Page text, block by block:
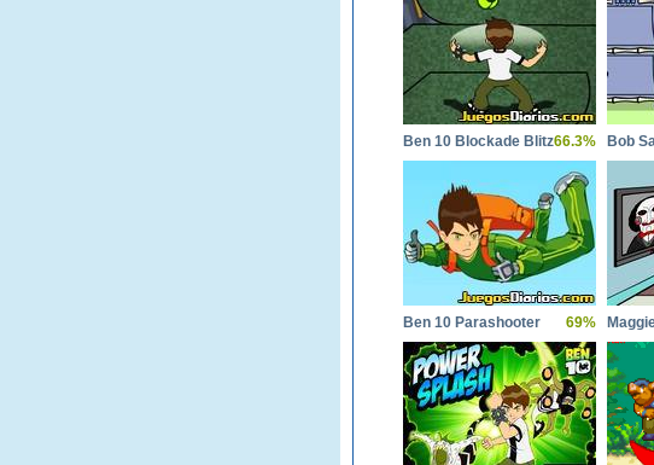
Ben 10 Blockade Blitz66.3% Bob
Ben 10 Parashooter 69%